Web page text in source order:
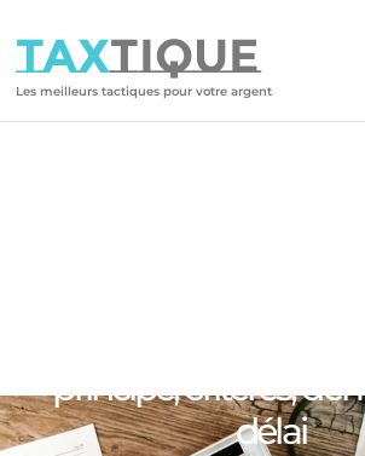
TAXTIQUE
Les meilleurs tactiques pour votre argent
principe, critères,
délai